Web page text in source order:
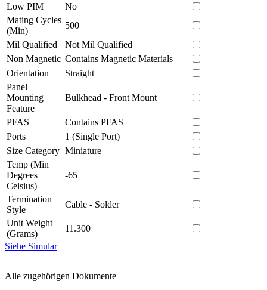
Low PIM
No
Mating Cycles
(Min)
500
Mil Qualified
Not Mil Qualified
Non Magnetic Contains Magnetic Materials
Orientation
Straight
Panel
Mounting
Feature
Bulkhead - Front Mount
PFAS
Contains PFAS
Ports
1 (Single Port)
Size Category Miniature
Temp (Min
Degrees
Celsius)
-65
Termination
Style
Cable - Solder
Unit Weight
(Grams)
11.300
Siehe Simular
Alle zugehörigen Dokumente